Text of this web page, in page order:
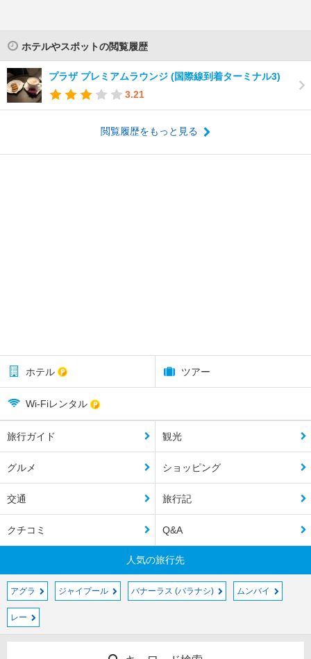
ホテルやスポットの閲覧履歴
プラザ プレミアムラウンジ (国際線到着ターミナル3)
3.21
閲覧履歴をもっと見る
ホテル ツアー
Wi-Fiレンタル
旅行ガイド 観光
グルメ ショッピング
交通 旅行記
クチコミ Q&A
人気の旅行先
アグラ ジャイプール バナーラス (バラナシ) ムンバイ
レー